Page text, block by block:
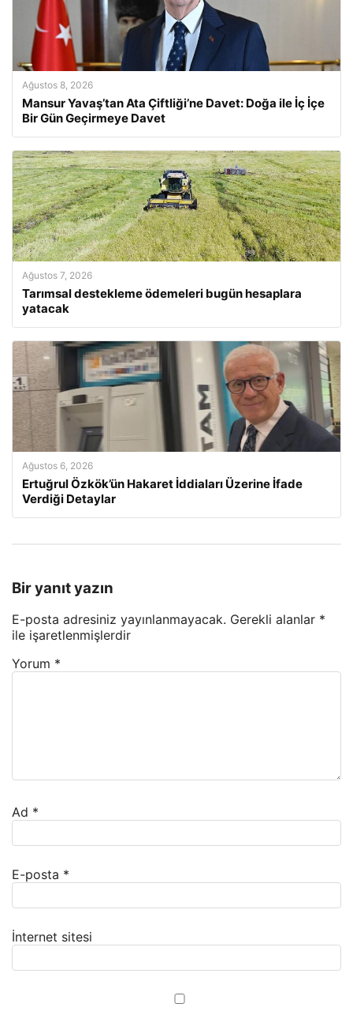
Ağustos 8, 2026
Mansur Yavaş’tan Ata Çiftliği’ne Davet: Doğa ile İç İçe
Bir Gün Geçirmeye Davet
Ağustos 7, 2026
Tarımsal destekleme ödemeleri bugün hesaplara
yatacak
Ağustos 6, 2026
Ertuğrul Özkök’ün Hakaret İddiaları Üzerine İfade
Verdiği Detaylar
Bir yanıt yazın
E-posta adresiniz yayınlanmayacak. Gerekli alanlar *
ile işaretlenmişlerdir
Yorum *
Ad *
E-posta *
İnternet sitesi